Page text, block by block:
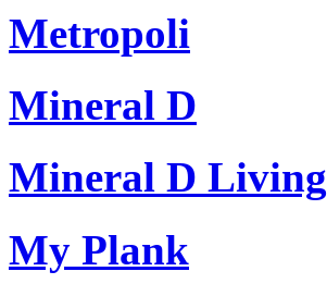
Metropoli
Mineral D
Mineral D Living
My Plank